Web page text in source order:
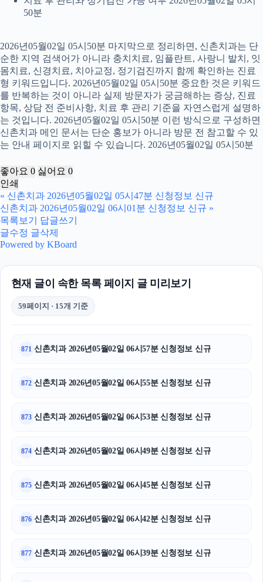
50분
2026년05월02일 05시50분 마지막으로 정리하면, 신촌치과는 단
순한 지역 검색어가 아니라 충치치료, 임플란트, 사랑니 발치, 잇
몸치료, 신경치료, 치아교정, 정기검진까지 함께 확인하는 진료
형 키워드입니다. 2026년05월02일 05시50분 중요한 것은 키워드
를 반복하는 것이 아니라 실제 방문자가 궁금해하는 증상, 진료
항목, 상담 전 준비사항, 치료 후 관리 기준을 자연스럽게 설명하
는 것입니다. 2026년05월02일 05시50분 이런 방식으로 구성하면
신촌치과 메인 문서는 단순 홍보가 아니라 방문 전 참고할 수 있
는 안내 페이지로 읽힐 수 있습니다. 2026년05월02일 05시50분
좋아요 0 싫어요 0
인쇄
« 신촌치과 2026년05월02일 05시47분 신청정보 신규
신촌치과 2026년05월02일 06시01분 신청정보 신규 »
목록보기
답글쓰기
글수정 글삭제
Powered by KBoard
현재 글이 속한 목록 페이지 글 미리보기
59페이지 · 15개 기준
871 신촌치과 2026년05월02일 06시57분 신청정보 신규
872 신촌치과 2026년05월02일 06시55분 신청정보 신규
873 신촌치과 2026년05월02일 06시53분 신청정보 신규
874 신촌치과 2026년05월02일 06시49분 신청정보 신규
875 신촌치과 2026년05월02일 06시45분 신청정보 신규
876 신촌치과 2026년05월02일 06시42분 신청정보 신규
877 신촌치과 2026년05월02일 06시39분 신청정보 신규